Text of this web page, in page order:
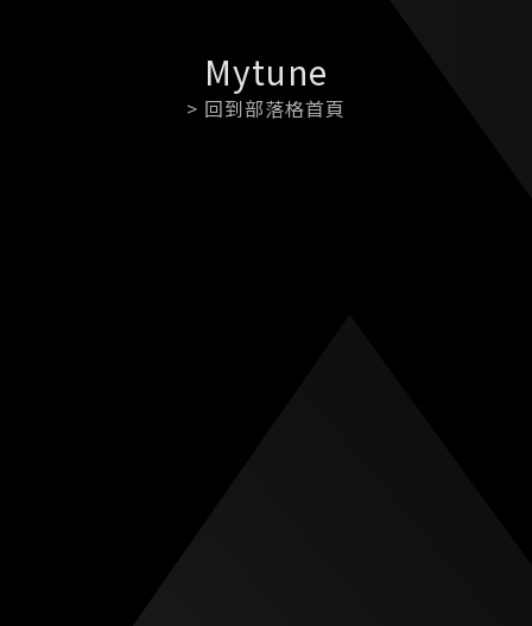
Mytune
> 回到部落格首頁